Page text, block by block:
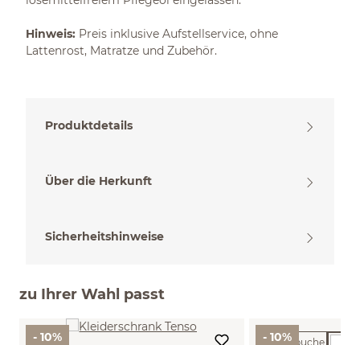
Hinweis: Preis inklusive Aufstellservice, ohne
Lattenrost, Matratze und Zubehör.
Produktdetails
Über die Herkunft
Sicherheitshinweise
zu Ihrer Wahl passt
- 10% - 10%